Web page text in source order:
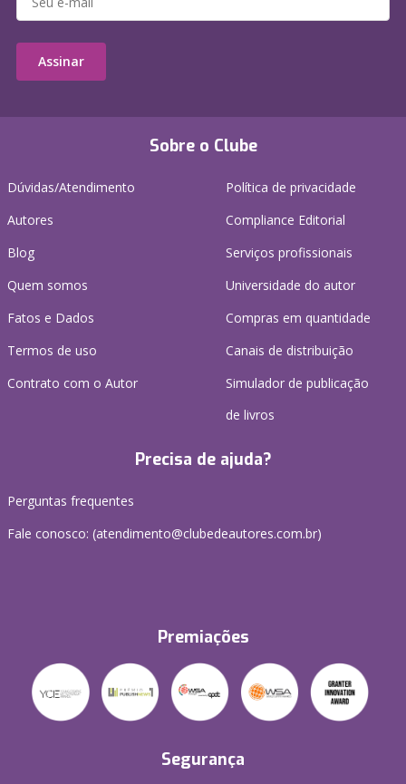
Sobre o Clube
Dúvidas/Atendimento
Autores
Blog
Quem somos
Fatos e Dados
Termos de uso
Contrato com o Autor
Política de privacidade
Compliance Editorial
Serviços profissionais
Universidade do autor
Compras em quantidade
Canais de distribuição
Simulador de publicação
de livros
Precisa de ajuda?
Perguntas frequentes
Fale conosco: (atendimento@clubedeautores.com.br)
Premiações
Segurança
Assinar